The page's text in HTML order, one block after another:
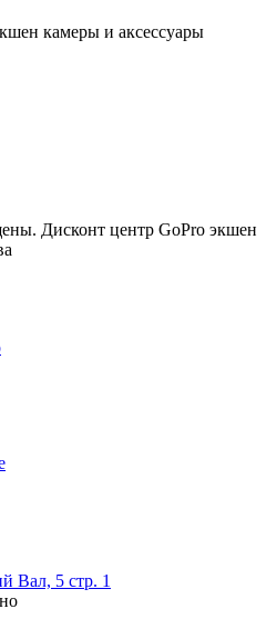
камеры и аксессуары
Дисконт центр GoPro экшен
Вал, 5 стр. 1